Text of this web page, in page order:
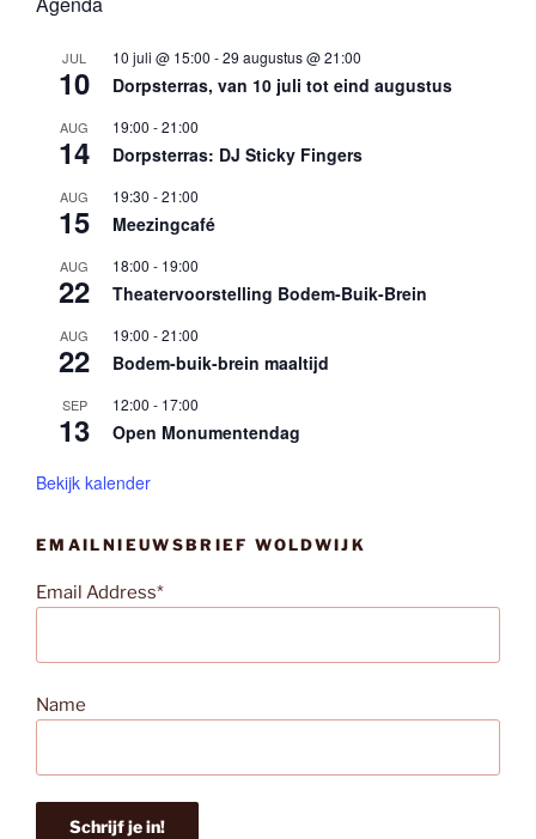
JUL
10
10 juli @ 15:00 -29 augustus @ 21:00
Dorpsterras, van 10 juli tot eind augustus
AUG
14
19:00 -21:00
Dorpsterras: DJ Sticky Fingers
AUG
15
19:30 -21:00
Meezingcafé
AUG
22
18:00 - 19:00
Theatervoorstelling Bodem-Buik-Brein
AUG
22
19:00 -21:00
Bodem-buik-brein maaltijd
SEP
13
12:00 - 17:00
Open Monumentendag
Bekijk kalender
EMAILNIEUWSBRIEF WOLDWIJK
Email Address*
Name